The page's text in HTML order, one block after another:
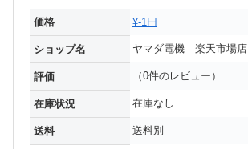
価格 ¥-1円
ショップ名 ヤマダ電機 楽天市場店
評価 （0件のレビュー）
在庫状況 在庫なし
送料 送料別